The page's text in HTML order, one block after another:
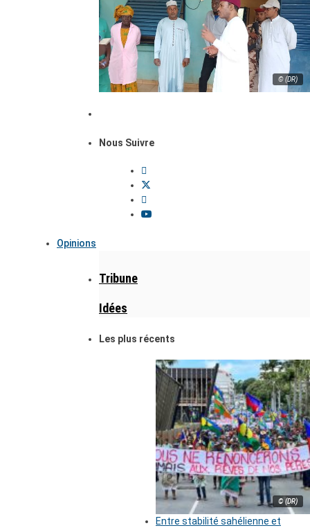
© (DR)
Nous Suivre
Opinions
Tribune
Idées
Les plus récents
© (DR)
Entre stabilité sahélienne et